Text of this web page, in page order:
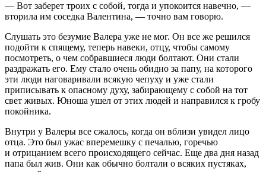
— Вот заберет троих с собой, тогда и упокоится навечно, —
вторила им соседка Валентина, — точно вам говорю.
Слушать это безумие Валера уже не мог. Он все же решился
подойти к спящему, теперь навеки, отцу, чтобы самому
посмотреть, о чем собравшиеся люди болтают. Они стали
раздражать его. Ему стало очень обидно за папу, на которого
эти люди наговаривали всякую чепуху и уже стали
приписывать к опасному духу, забирающему с собой на тот
свет живых. Юноша ушел от этих людей и направился к гробу
покойника.
Внутри у Валеры все сжалось, когда он вблизи увидел лицо
отца. Это был ужас вперемешку с печалью, горечью
и отрицанием всего происходящего сейчас. Еще два дня назад
папа был жив. Они как обычно болтали о всяких пустяках,